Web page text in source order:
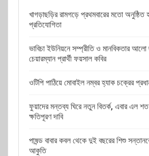
খাগড়াছড়ির রামগড়ে প্রথমবারের মতো অনুষ্ঠিত
প্রতিযোগিতা
ভাবিচা ইউনিয়নে সম্প্রীতি ও মানবিকতার আলো
চেয়ারম্যান প্রার্থী ফয়সাল কবির
ওটিপি পাঠিয়ে মোবাইল নম্বর হ্যাক চক্রের
ফুয়াদের মন্তব্য ঘিরে নতুন বিতর্ক, এবার এল শত
ক্ষতিপূরণ দাবি
পাষন্ড বাবার কবল থেকে দুই বছরের শিশু
আকুতি